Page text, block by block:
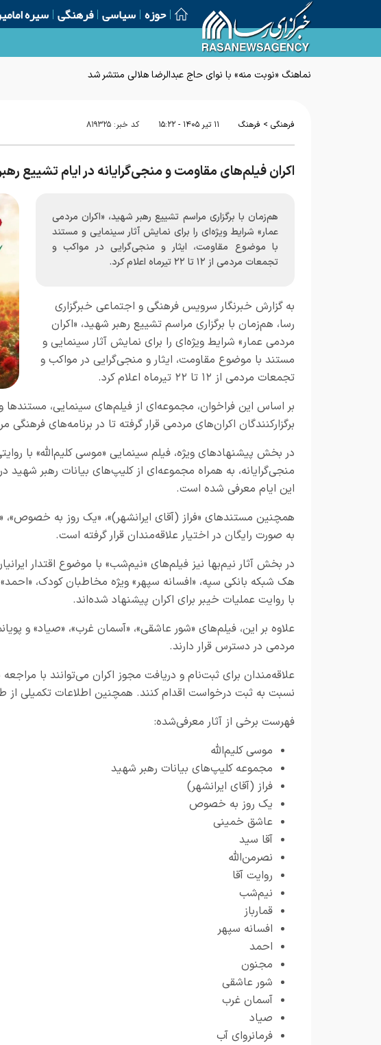
حوزه سیاسی فرهنگی سیره
نماهنگ «نوبت منه» با نوای حاج عبدالرضا هلالی منتشر شد
فرهنگی > فرهنگ ۱۱ تير ۱۴۰۵ - ۱۵:۲۲ کد خبر: ۸۱۹۳۲۵
اکران فیلم‌های مقاومت و منجی‌گرایانه در ایام تشییع
هم‌زمان با برگزاری مراسم تشییع رهبر شهید، «اکران مردمی
عمار» شرایط ویژه‌ای را برای نمایش آثار سینمایی و مستند
با موضوع مقاومت، ایثار و منجی‌گرایی در مواکب و
تجمعات مردمی از ۱۲ تا ۲۲ تیرماه اعلام کرد.
به گزارش خبرنگار سرویس فرهنگی و اجتماعی خبرگزاری
رسا، هم‌زمان با برگزاری مراسم تشییع رهبر شهید، «اکران
مردمی عمار» شرایط ویژه‌ای را برای نمایش آثار سینمایی و
مستند با موضوع مقاومت، ایثار و منجی‌گرایی در مواکب و
تجمعات مردمی از ۱۲ تا ۲۲ تیرماه اعلام کرد.
بر اساس این فراخوان، مجموعه‌ای از فیلم‌های سینمایی، مستندها و
برگزارکنندگان اکران‌های مردمی قرار گرفته تا در برنامه‌های
در بخش پیشنهادهای ویژه، فیلم سینمایی «موسی کلیم‌الله» با
منجی‌گرایانه، به همراه مجموعه‌ای از کلیپ‌های بیانات رهبر
این ایام معرفی شده است.
همچنین مستندهای «فراز (آقای ایرانشهر)»، «یک روز به خصوص»،
به صورت رایگان در اختیار علاقه‌مندان قرار گرفته است.
در بخش آثار نیم‌بها نیز فیلم‌های «نیم‌شب» با موضوع اقتدار
هک شبکه بانکی سپه، «افسانه سپهر» ویژه مخاطبان کودک،
با روایت عملیات خیبر برای اکران پیشنهاد شده‌اند.
علاوه بر این، فیلم‌های «شور عاشقی»، «آسمان غرب»، «صیاد» و
مردمی در دسترس قرار دارند.
علاقه‌مندان برای ثبت‌نام و دریافت مجوز اکران می‌توانند با مراجعه
نسبت به ثبت درخواست اقدام کنند. همچنین اطلاعات تکمیلی از طریق شماره ۰۲۱۴۲۷۹۵۰۵۰
فهرست برخی از آثار معرفی‌شده:
موسی کلیم‌الله
مجموعه کلیپ‌های بیانات رهبر شهید
فراز (آقای ایرانشهر)
یک روز به خصوص
عاشق خمینی
آقا سید
نصرمن‌الله
روایت آقا
نیم‌شب
قمارباز
افسانه سپهر
احمد
مجنون
شور عاشقی
آسمان غرب
صیاد
فرمانروای آب